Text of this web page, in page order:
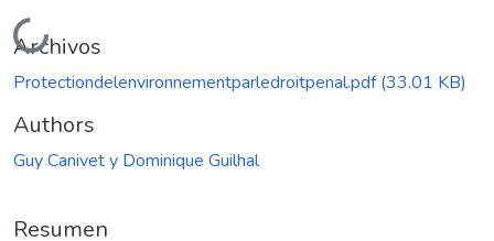
Cargando...
Archivos
Protectiondelenvironnementparledroitpenal.pdf(33.01 KB)
Authors
Guy Canivet y Dominique Guilhal
Resumen